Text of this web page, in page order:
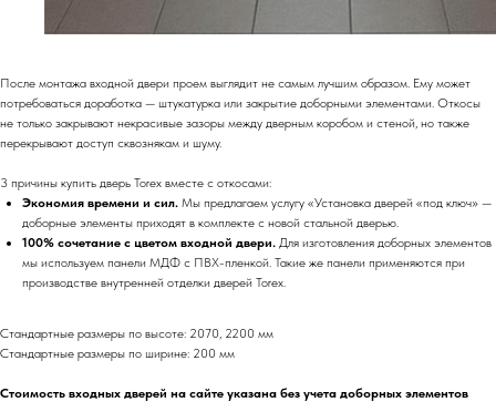
После монтажа входной двери проем выглядит не самым лучшим образом. Ему может
потребоваться доработка — штукатурка или закрытие доборными элементами. Откосы
не только закрывают некрасивые зазоры между дверным коробом и стеной, но также
перекрывают доступ сквознякам и шуму.
3 причины купить дверь Torex вместе с откосами:
Экономия времени и сил. Мы предлагаем услугу «Установка дверей «под ключ» —
доборные элементы приходят в комплекте с новой стальной дверью.
100% сочетание с цветом входной двери. Для изготовления доборных элементов
мы используем панели МДФ с ПВХ-пленкой. Такие же панели применяются при
производстве внутренней отделки дверей Torex.
Стандартные размеры по высоте: 2070, 2200 мм
Стандартные размеры по ширине: 200 мм
Стоимость входных дверей на сайте указана без учета доборных элементов